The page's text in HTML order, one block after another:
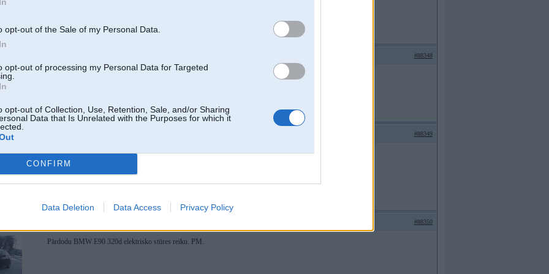
opt-out of the Sale of my Personal Data.
opt-out of processing my Personal Data for Targeted
opt-out of Collection, Use, Retention, Sale, and/or Sharing
Data that Is Unrelated with the Purposes for which it
CONFIRM
Data Deletion Data Access Privacy Policy
#88348
#88349
Priekš e39 pērku abs bloku ar kodu, kas beidzas 950 001
#88350
Pārdodu BMW E90 320d elektrisko stūres reiku. PM.